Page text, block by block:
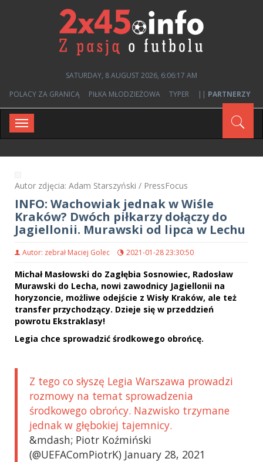
SATURDAY, 8 AUGUST 2026, 6:06:18 AM
POLACY ZA GRANICĄ
PIŁKA MŁODZIEŻOWA TYPER || PARTNERZY
Toggle
navigation
Autor zdjęcia: Adam Starszyński / PressFocus
INFO: Wachowiak jednak w Wiśle
Kraków? Dwóch piłkarzy dołączy do
Jagiellonii. Murawski od lipca w Lechu
Autor: zebrał Maciej Golec 2021-01-28 23:30:50
Michał Masłowski do Zagłębia Sosnowiec, Radosław
Murawski do Lecha, nowi zawodnicy Jagiellonii na
horyzoncie, możliwe odejście z Wisły Kraków, ale też
transfer przychodzący. Dzieje się w przeddzień
powrotu Ekstraklasy!
Legia chce sprowadzić środkowego obrońcę.
Z tego co słyszę Legia Warszawa prowadzi
rozmowy na temat sprowadzenia
środkowego obrońcy. Nazwisko trzymane
jednak w głębokiej tajemnicy.
&mdash; Piotr Koźmiński
(@UEFAComPiotrK) January 28, 2021